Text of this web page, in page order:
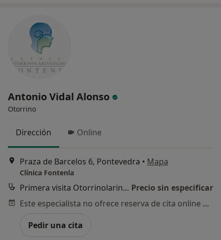
Antonio Vidal Alonso
Otorrino
Dirección Online
Praza de Barcelos 6, Pontevedra • Mapa
Clínica Fontenla
Primera visita Otorrinolaringología Precio sin especificar
Este especialista no ofrece reserva de cita online en esta dirección.
Pedir una cita